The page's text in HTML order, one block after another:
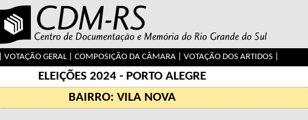
VOTAÇÃO GERAL| COMPOSIÇÃO DA CÂMARA| VOTAÇÃO DOS ARTIDOS|
ELEIÇÕES 2024 - PORTO ALEGRE
BAIRRO: VILA NOVA